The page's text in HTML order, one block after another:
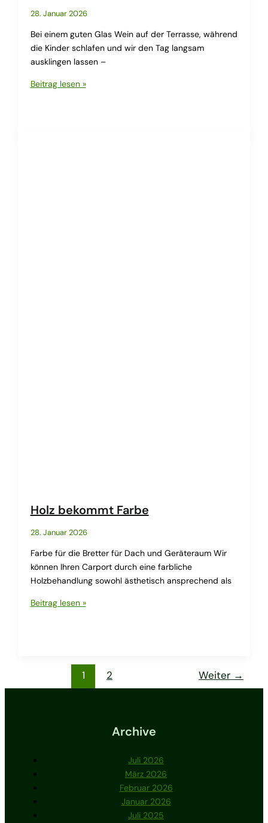
28. Januar 2026
Bei einem guten Glas Wein auf der Terrasse, während
die Kinder schlafen und wir den Tag langsam
ausklingen lassen –
Abends
Beitrag lesen »
Holz bekommt Farbe
28. Januar 2026
Farbe für die Bretter für Dach und Geräteraum Wir
können Ihren Carport durch eine farbliche
Holzbehandlung sowohl ästhetisch ansprechend als
Holz
Beitrag lesen »
1 2 Weiter →
Archive
Juli 2026
März 2026
Februar 2026
Januar 2026
Juli 2025